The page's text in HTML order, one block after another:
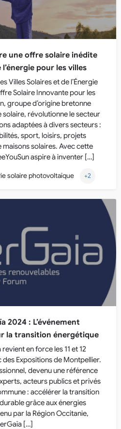
une offre solaire inédite
pour les villes
Villes Solaires et de l’Énergie
Solaire Innovante pour les
groupe d’origine bretonne
solaire, révolutionne le secteur
adaptées à divers secteurs :
sport, loisirs, projets
solaires. Avec cette
aspire à inventer […]
solaire photovoltaïque +2
2024 : L’événement
la transition énergétique
en force les 11 et 12
Expositions de Montpellier.
devenu une référence
acteurs publics et privés
: accélérer la transition
grâce aux énergies
par la Région Occitanie,
[…]